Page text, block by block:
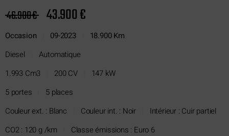
46.900 € 43.900 €
Occasion 09-2023
18.900 Km
Diesel
Automatique
1.993 Cm3
200 CV
147 kW
5 portes
5 places
Couleur ext. : Blanc
Couleur int. : Noir
Intérieur : Cuir partiel
CO2 : 120 g /km
Classe émissions : Euro 6